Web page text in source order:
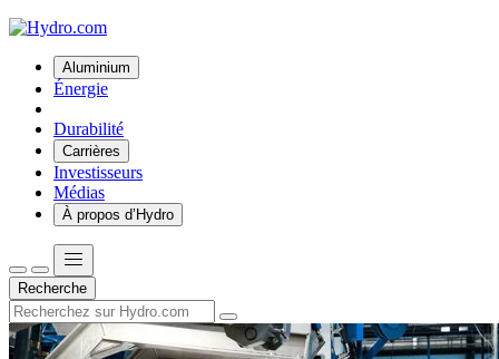
Aluminium
Énergie
Durabilité
Carrières
Investisseurs
Médias
À propos d’Hydro
Recherche